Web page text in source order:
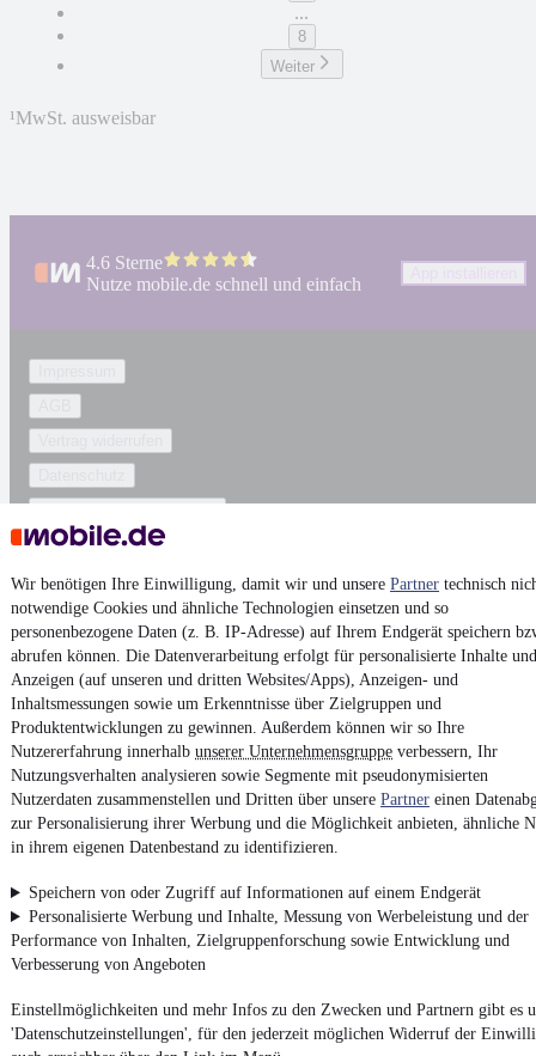
Wir benötigen Ihre Einwilligung, damit wir und unsere Partner technisch
notwendige Cookies und ähnliche Technologien einsetzen und so
personenbezogene Daten (z. B. IP-Adresse) auf Ihrem Endgerät speichern
abrufen können. Die Datenverarbeitung erfolgt für personalisierte Inhalte und
Anzeigen (auf unseren und dritten Websites/Apps), Anzeigen- und
Inhaltsmessungen sowie um Erkenntnisse über Zielgruppen und
Produktentwicklungen zu gewinnen. Außerdem können wir so Ihre
Nutzererfahrung innerhalb unserer Unternehmensgruppe verbessern, Ihr
Nutzungsverhalten analysieren sowie Segmente mit pseudonymisierten
Nutzerdaten zusammenstellen und Dritten über unsere Partner einen
zur Personalisierung ihrer Werbung und die Möglichkeit anbieten, ähnliche
in ihrem eigenen Datenbestand zu identifizieren.
Speichern von oder Zugriff auf Informationen auf einem Endgerät
Personalisierte Werbung und Inhalte, Messung von Werbeleistung und der
Performance von Inhalten, Zielgruppenforschung sowie Entwicklung und
Verbesserung von Angeboten
Einstellmöglichkeiten und mehr Infos zu den Zwecken und Partnern gibt es
'Datenschutzeinstellungen', für den jederzeit möglichen Widerruf der
...
8
Weiter
¹MwSt. ausweisbar
4.6 Sterne
Nutze mobile.de schnell und einfach
Erklärung zur Barrierefreiheit
Report Security Vulnerability (English)
Powered by
Von Audi Gebrauchtwagenüber Audi Leasing
: Autos bei
mobile.definden